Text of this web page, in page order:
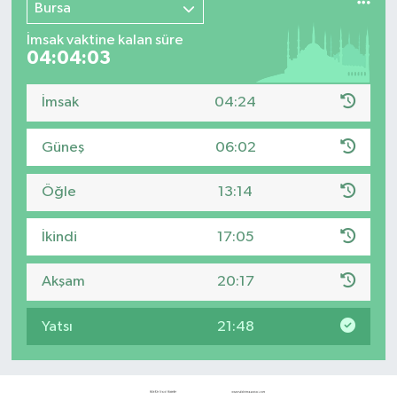
Bursa
İmsak vaktine kalan süre
04:04:03
İmsak 04:24
Güneş 06:02
Öğle 13:14
İkindi 17:05
Akşam 20:17
Yatsı 21:48